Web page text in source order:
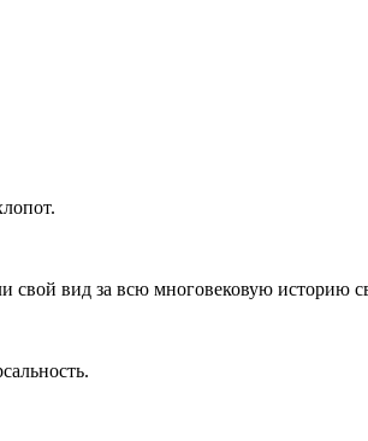
свой вид за всю многовековую историю